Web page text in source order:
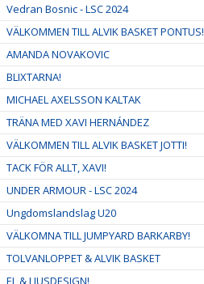
Vedran Bosnic - LSC 2024
VÄLKOMMEN TILL ALVIK BASKET PONTUS!
AMANDA NOVAKOVIC
BLIXTARNA!
MICHAEL AXELSSON KALTAK
TRÄNA MED XAVI HERNÁNDEZ
VÄLKOMMEN TILL ALVIK BASKET JOTTI!
TACK FÖR ALLT, XAVI!
UNDER ARMOUR - LSC 2024
Ungdomslandslag U20
VÄLKOMNA TILL JUMPYARD BARKARBY!
TOLVANLOPPET & ALVIK BASKET
EL & LJUSDESIGN!